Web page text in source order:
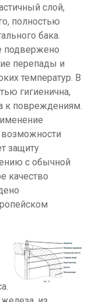
слой,
полностью
бака.
подвержено
перепады и
температур. В
гигиенична,
к повреждениям.
возможности
защиту
с обычной
качество